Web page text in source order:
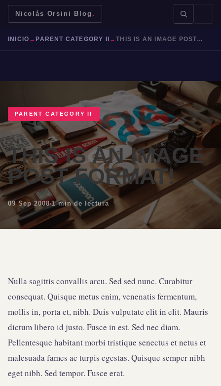
Nicolás Orsini Blog .
BUSCAR →
Mendoza Malbec Bodegas Jujuy
INICIO → PARENT CATEGORY II → THIS IS AN IMAGE POST FORMAT!
PARENT CATEGORY II
THIS IS AN IMAGE
POST FORMAT!
09 Sep 2008 1 min de lectura
Nulla sagittis convallis arcu. Sed sed nunc. Curabitur
consequat. Quisque metus enim, venenatis fermentum,
mollis in, porta et, nibh. Duis vulputate elit in elit. Mauris
dictum libero id justo. Fusce in est. Sed nec diam.
Pellentesque habitant morbi tristique senectus et netus et
malesuada fames ac turpis egestas. Quisque semper nibh
eget nibh. Sed tempor. Fusce erat.